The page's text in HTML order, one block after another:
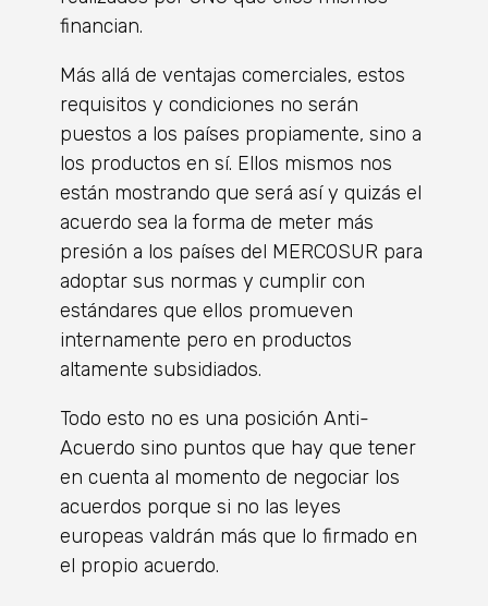
financian.
Más allá de ventajas comerciales, estos
requisitos y condiciones no serán
puestos a los países propiamente, sino a
los productos en sí. Ellos mismos nos
están mostrando que será así y quizás el
acuerdo sea la forma de meter más
presión a los países del MERCOSUR para
adoptar sus normas y cumplir con
estándares que ellos promueven
internamente pero en productos
altamente subsidiados.
Todo esto no es una posición Anti-
Acuerdo sino puntos que hay que tener
en cuenta al momento de negociar los
acuerdos porque si no las leyes
europeas valdrán más que lo firmado en
el propio acuerdo.